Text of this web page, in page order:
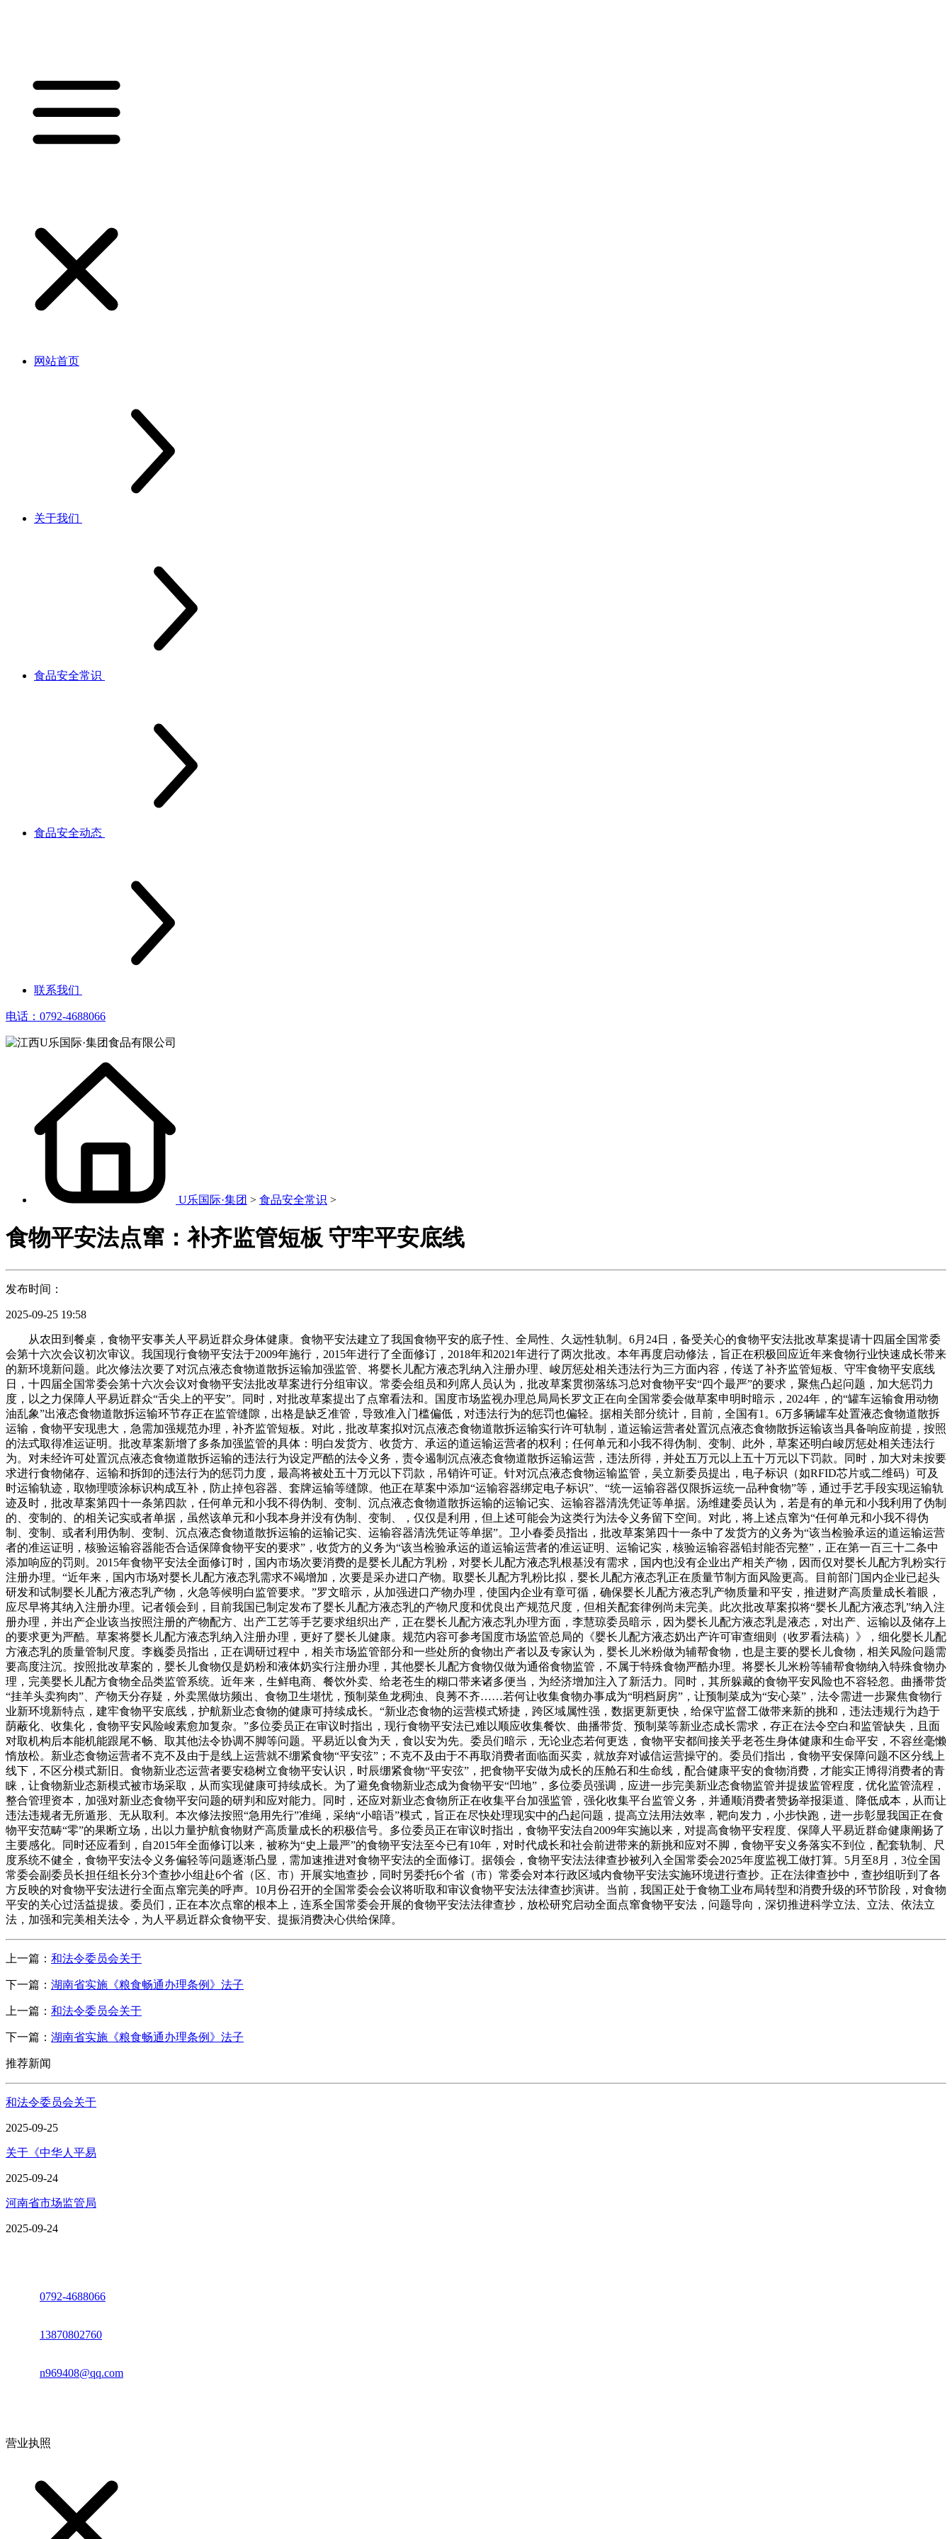
网站首页
关于我们
食品安全常识
食品安全动态
联系我们
电话：0792-4688066
U乐国际·集团 > 食品安全常识 >
食物平安法点窜：补齐监管短板 守牢平安底线
发布时间：
2025-09-25 19:58
从农田到餐桌，食物平安事关人平易近群众身体健康。食物平安法建立了我国食物平安的底子性、全局性、久远性轨制。6月24日，备受关心的食物平安法批改草案提请十四届全国常委
会第十六次会议初次审议。我国现行食物平安法于2009年施行，2015年进行了全面修订，2018年和2021年进行了两次批改。本年再度启动修法，旨正在积极回应近年来食物行业快速成长带来
的新环境新问题。此次修法次要了对沉点液态食物道散拆运输加强监管、将婴长儿配方液态乳纳入注册办理、峻厉惩处相关违法行为三方面内容，传送了补齐监管短板、守牢食物平安底线
日，十四届全国常委会第十六次会议对食物平安法批改草案进行分组审议。常委会组员和列席人员认为，批改草案贯彻落练习总对食物平安“四个最严”的要求，聚焦凸起问题，加大惩罚力
度，以之力保障人平易近群众“舌尖上的平安”。同时，对批改草案提出了点窜看法和。国度市场监视办理总局局长罗文正在向全国常委会做草案申明时暗示，2024年，的“罐车运输食用动物
油乱象”出液态食物道散拆运输环节存正在监管缝隙，出格是缺乏准管，导致准入门槛偏低，对违法行为的惩罚也偏轻。据相关部分统计，目前，全国有1。6万多辆罐车处置液态食物道散拆
运输，食物平安现患大，急需加强规范办理，补齐监管短板。对此，批改草案拟对沉点液态食物道散拆运输实行许可轨制，道运输运营者处置沉点液态食物散拆运输该当具备响应前提，按照
的法式取得准运证明。批改草案新增了多条加强监管的具体：明白发货方、收货方、承运的道运输运营者的权利；任何单元和小我不得伪制、变制、此外，草案还明白峻厉惩处相关违法行
为。对未经许可处置沉点液态食物道散拆运输的违法行为设定严酷的法令义务，责令遏制沉点液态食物道散拆运输运营，违法所得，并处五万元以上五十万元以下罚款。同时，加大对未按要
求进行食物储存、运输和拆卸的违法行为的惩罚力度，最高将被处五十万元以下罚款，吊销许可证。针对沉点液态食物运输监管，吴立新委员提出，电子标识（如RFID芯片或二维码）可及
时运输轨迹，取物理喷涂标识构成互补，防止掉包容器、套牌运输等缝隙。他正在草案中添加“运输容器绑定电子标识”、“统一运输容器仅限拆运统一品种食物”等，通过手艺手段实现运输轨
迹及时，批改草案第四十一条第四款，任何单元和小我不得伪制、变制、沉点液态食物道散拆运输的运输记实、运输容器清洗凭证等单据。汤维建委员认为，若是有的单元和小我利用了伪制
的、变制的、的相关记实或者单据，虽然该单元和小我本身并没有伪制、变制、，仅仅是利用，但上述可能会为这类行为法令义务留下空间。对此，将上述点窜为“任何单元和小我不得伪
制、变制、或者利用伪制、变制、沉点液态食物道散拆运输的运输记实、运输容器清洗凭证等单据”。卫小春委员指出，批改草案第四十一条中了发货方的义务为“该当检验承运的道运输运营
者的准运证明，核验运输容器能否合适保障食物平安的要求”，收货方的义务为“该当检验承运的道运输运营者的准运证明、运输记实，核验运输容器铅封能否完整”，正在第一百三十二条中
添加响应的罚则。2015年食物平安法全面修订时，国内市场次要消费的是婴长儿配方乳粉，对婴长儿配方液态乳根基没有需求，国内也没有企业出产相关产物，因而仅对婴长儿配方乳粉实行
注册办理。“近年来，国内市场对婴长儿配方液态乳需求不竭增加，次要是采办进口产物。取婴长儿配方乳粉比拟，婴长儿配方液态乳正在质量节制方面风险更高。目前部门国内企业已起头
研发和试制婴长儿配方液态乳产物，火急等候明白监管要求。”罗文暗示，从加强进口产物办理，使国内企业有章可循，确保婴长儿配方液态乳产物质量和平安，推进财产高质量成长着眼，
应尽早将其纳入注册办理。记者领会到，目前我国已制定发布了婴长儿配方液态乳的产物尺度和优良出产规范尺度，但相关配套律例尚未完美。此次批改草案拟将“婴长儿配方液态乳”纳入注
册办理，并出产企业该当按照注册的产物配方、出产工艺等手艺要求组织出产，正在婴长儿配方液态乳办理方面，李慧琼委员暗示，因为婴长儿配方液态乳是液态，对出产、运输以及储存上
的要求更为严酷。草案将婴长儿配方液态乳纳入注册办理，更好了婴长儿健康。规范内容可参考国度市场监管总局的《婴长儿配方液态奶出产许可审查细则（收罗看法稿）》，细化婴长儿配
方液态乳的质量管制尺度。李巍委员指出，正在调研过程中，相关市场监管部分和一些处所的食物出产者以及专家认为，婴长儿米粉做为辅帮食物，也是主要的婴长儿食物，相关风险问题需
要高度注沉。按照批改草案的，婴长儿食物仅是奶粉和液体奶实行注册办理，其他婴长儿配方食物仅做为通俗食物监管，不属于特殊食物严酷办理。将婴长儿米粉等辅帮食物纳入特殊食物办
理，完美婴长儿配方食物全品类监管系统。近年来，生鲜电商、餐饮外卖、给老苍生的糊口带来诸多便当，为经济增加注入了新活力。同时，其所躲藏的食物平安风险也不容轻忽。曲播带货
“挂羊头卖狗肉”、产物天分存疑，外卖黑做坊频出、食物卫生堪忧，预制菜鱼龙稠浊、良莠不齐……若何让收集食物办事成为“明档厨房”，让预制菜成为“安心菜”，法令需进一步聚焦食物行
业新环境新特点，建牢食物平安底线，护航新业态食物的健康可持续成长。“新业态食物的运营模式矫捷，跨区域属性强，数据更新更快，给保守监督工做带来新的挑和，违法违规行为趋于
荫蔽化、收集化，食物平安风险峻素愈加复杂。”多位委员正在审议时指出，现行食物平安法已难以顺应收集餐饮、曲播带货、预制菜等新业态成长需求，存正在法令空白和监管缺失，且面
对取机构后本能机能跟尾不畅、取其他法令协调不脚等问题。平易近以食为天，食以安为先。委员们暗示，无论业态若何更迭，食物平安都间接关乎老苍生身体健康和生命平安，不容丝毫懒
惰放松。新业态食物运营者不克不及由于是线上运营就不绷紧食物“平安弦”；不克不及由于不再取消费者面临面买卖，就放弃对诚信运营操守的。委员们指出，食物平安保障问题不区分线上
线下，不区分模式新旧。食物新业态运营者要安稳树立食物平安认识，时辰绷紧食物“平安弦”，把食物平安做为成长的压舱石和生命线，配合健康平安的食物消费，才能实正博得消费者的青
睐，让食物新业态新模式被市场采取，从而实现健康可持续成长。为了避免食物新业态成为食物平安“凹地”，多位委员强调，应进一步完美新业态食物监管并提拔监管程度，优化监管流程，
整合管理资本，加强对新业态食物平安问题的研判和应对能力。同时，还应对新业态食物所正在收集平台加强监管，强化收集平台监管义务，并通顺消费者赞扬举报渠道、降低成本，从而让
违法违规者无所遁形、无从取利。本次修法按照“急用先行”准绳，采纳“小暗语”模式，旨正在尽快处理现实中的凸起问题，提高立法用法效率，靶向发力，小步快跑，进一步彰显我国正在食
物平安范畴“零”的果断立场，出以力量护航食物财产高质量成长的积极信号。多位委员正在审议时指出，食物平安法自2009年实施以来，对提高食物平安程度、保障人平易近群命健康阐扬了
主要感化。同时还应看到，自2015年全面修订以来，被称为“史上最严”的食物平安法至今已有10年，对时代成长和社会前进带来的新挑和应对不脚，食物平安义务落实不到位，配套轨制、尺
度系统不健全，食物平安法令义务偏轻等问题逐渐凸显，需加速推进对食物平安法的全面修订。据领会，食物平安法法律查抄被列入全国常委会2025年度监视工做打算。5月至8月，3位全国
常委会副委员长担任组长分3个查抄小组赴6个省（区、市）开展实地查抄，同时另委托6个省（市）常委会对本行政区域内食物平安法实施环境进行查抄。正在法律查抄中，查抄组听到了各
方反映的对食物平安法进行全面点窜完美的呼声。10月份召开的全国常委会会议将听取和审议食物平安法法律查抄演讲。当前，我国正处于食物工业布局转型和消费升级的环节阶段，对食物
平安的关心过活益提拔。委员们，正在本次点窜的根本上，连系全国常委会开展的食物平安法法律查抄，放松研究启动全面点窜食物平安法，问题导向，深切推进科学立法、立法、依法立
法，加强和完美相关法令，为人平易近群众食物平安、提振消费决心供给保障。
上一篇： 和法令委员会关于
下一篇： 湖南省实施《粮食畅通办理条例》法子
上一篇： 和法令委员会关于
下一篇： 湖南省实施《粮食畅通办理条例》法子
推荐新闻
和法令委员会关于
2025-09-25
关于《中华人平易
2025-09-24
河南省市场监管局
2025-09-24
0792-4688066
13870802760
n969408@qq.com
营业执照